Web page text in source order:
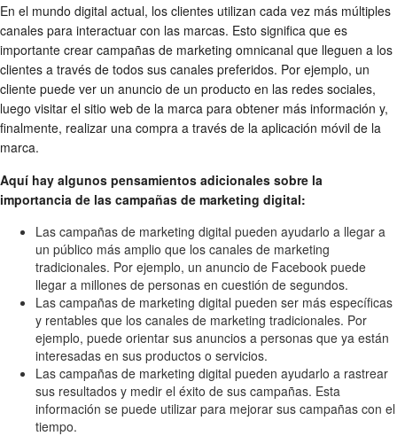
En el mundo digital actual, los clientes utilizan cada vez más múltiples
canales para interactuar con las marcas. Esto significa que es
importante crear campañas de marketing omnicanal que lleguen a los
clientes a través de todos sus canales preferidos. Por ejemplo, un
cliente puede ver un anuncio de un producto en las redes sociales,
luego visitar el sitio web de la marca para obtener más información y,
finalmente, realizar una compra a través de la aplicación móvil de la
marca.
Aquí hay algunos pensamientos adicionales sobre la
importancia de las campañas de marketing digital:
Las campañas de marketing digital pueden ayudarlo a llegar a
un público más amplio que los canales de marketing
tradicionales. Por ejemplo, un anuncio de Facebook puede
llegar a millones de personas en cuestión de segundos.
Las campañas de marketing digital pueden ser más específicas
y rentables que los canales de marketing tradicionales. Por
ejemplo, puede orientar sus anuncios a personas que ya están
interesadas en sus productos o servicios.
Las campañas de marketing digital pueden ayudarlo a rastrear
sus resultados y medir el éxito de sus campañas. Esta
información se puede utilizar para mejorar sus campañas con el
tiempo.